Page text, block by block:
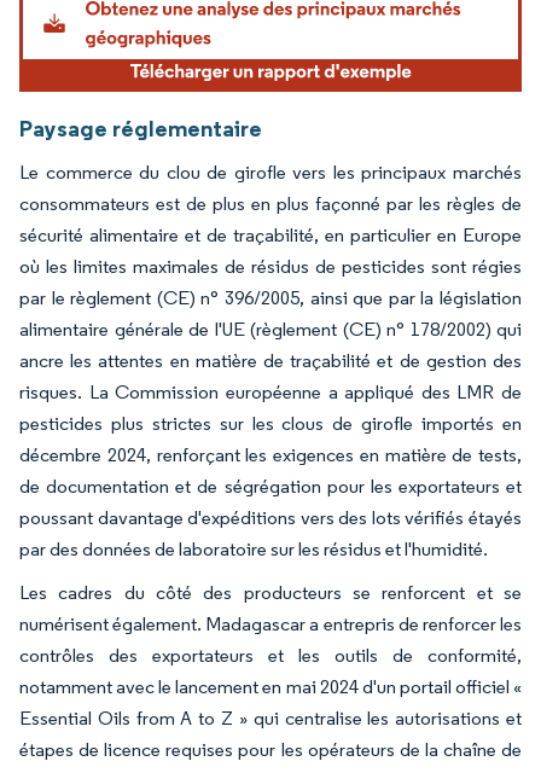
Paysage réglementaire
Le commerce du clou de girofle vers les principaux marchés
consommateurs est de plus en plus façonné par les règles de
sécurité alimentaire et de traçabilité, en particulier en Europe
où les limites maximales de résidus de pesticides sont régies
par le règlement (CE) n° 396/2005, ainsi que par la législation
alimentaire générale de l'UE (règlement (CE) n° 178/2002) qui
ancre les attentes en matière de traçabilité et de gestion des
risques. La Commission européenne a appliqué des LMR de
pesticides plus strictes sur les clous de girofle importés en
décembre 2024, renforçant les exigences en matière de tests,
de documentation et de ségrégation pour les exportateurs et
poussant davantage d'expéditions vers des lots vérifiés étayés
par des données de laboratoire sur les résidus et l'humidité.
Les cadres du côté des producteurs se renforcent et se
numérisent également. Madagascar a entrepris de renforcer les
contrôles des exportateurs et les outils de conformité,
notamment avec le lancement en mai 2024 d'un portail officiel «
Essential Oils from A to Z » qui centralise les autorisations et
étapes de licence requises pour les opérateurs de la chaîne de